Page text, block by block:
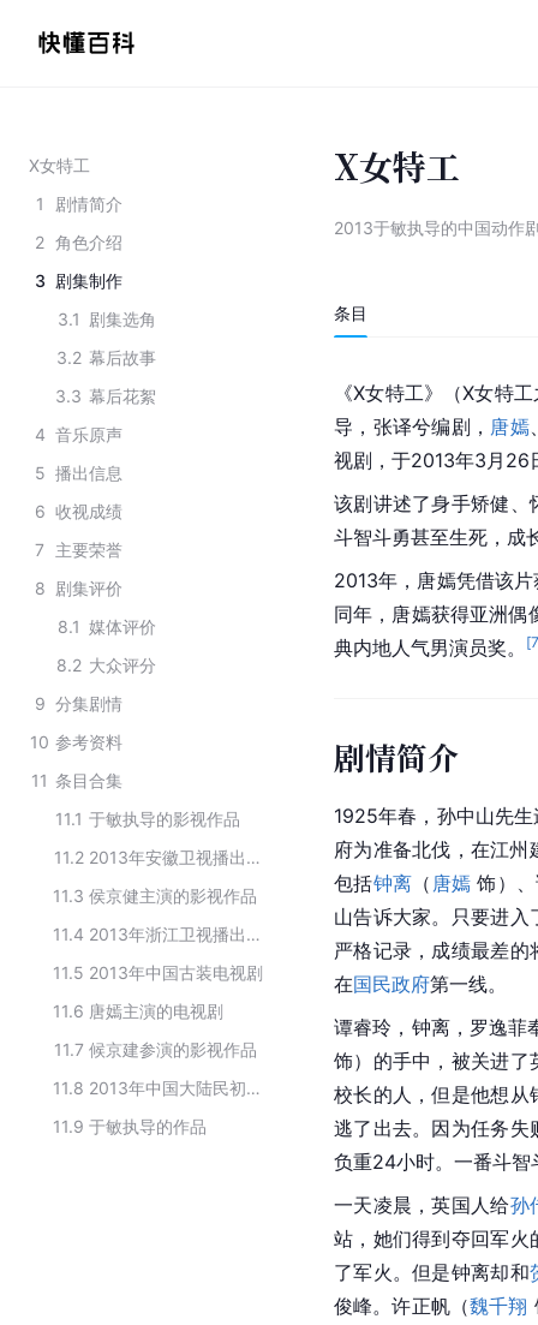
X女特工
1
剧情简介
2 角色介绍
3 剧集制作
3.1 剧集选角
3.2 幕后故事
3.3 幕后花絮
4 音乐原声
5 播出信息
6 收视成绩
7
主要荣誉
8 剧集评价
8.1 媒体评价
8.2 大众评分
9 分集剧情
10 参考资料
11 条目合集
11.1 于敏执导的影视作品
11.2
2013年安徽卫视播出的电视剧
11.3 侯京健主演的影视作品
11.4
2013年浙江卫视播出的电视剧
11.5 2013年中国古装电视剧
11.6 唐嫣主演的电视剧
11.7 候京建参演的影视作品
11.8
2013年中国大陆民初时代的古装电视剧
11.9 于敏执导的作品
X女特工
2013于敏执导的中国动作
条目
《X女特工》（X女特
导，张译兮编剧， 唐嫣
视剧，于2013年3月26
该剧讲述了身手矫健、
斗智斗勇甚至生死，成
2013年，唐嫣凭借该
同年，唐嫣获得亚洲偶
典内地人气男演员奖。
[
剧情简介
1925年春，孙中山先
府为准备北伐，在江
包括钟离 （ 唐嫣 饰）
山告诉大家。只要进
严格记录，成绩最差
在国民政府第一线。
谭睿玲，钟离，罗逸菲
饰）的手中，被关进了
校长的人，但是他想从
逃了出去。因为任务失
负重24小时。一番斗智
一天凌晨，英国人给孙
站，她们得到夺回军火
了军火。但是钟离却和
俊峰。许正帆（魏千翔